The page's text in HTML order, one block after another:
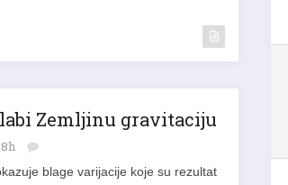
Zemljinu gravitaciju